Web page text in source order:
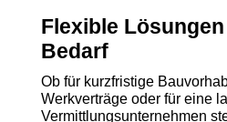
Flexible
Bedarf
Ob für kurzfristige
Werkverträge oder für eine
Vermittlungsunternehmen